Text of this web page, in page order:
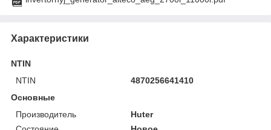
Характеристики
NTIN
NTIN
4870256641410
Основные
Производитель
Huter